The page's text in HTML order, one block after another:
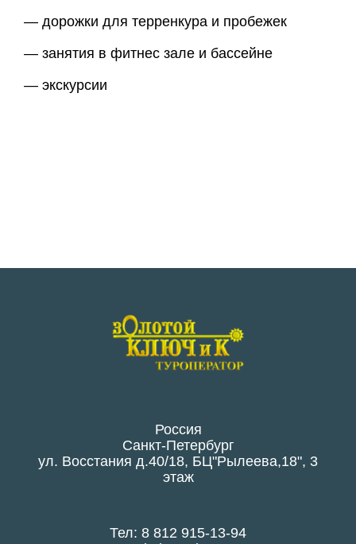
— дорожки для терренкура и пробежек
— занятия в фитнес зале и бассейне
— экскурсии
Россия
Санкт-Петербург
ул. Восстания д.40/18, БЦ"Рылеева,18", 3
этаж
Тел: 8 812 915-13-94